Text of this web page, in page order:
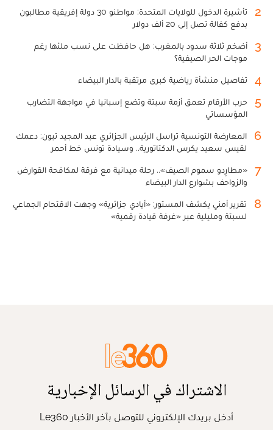
2
تأشيرة الدخول للولايات المتحدة: مواطنو 30 دولة إفريقية مطالبون
بدفع كفالة تصل إلى 20 ألف دولار
3
أضخم ثلاثة سدود بالمغرب: هل حافظت على نسب ملئها رغم
موجات الحر الصيفية؟
4 تفاصيل منشأة رياضية كبرى مرتقبة بالدار البيضاء
5
حرب الأرقام تعمق أزمة سبتة وتضع إسبانيا في مواجهة التضارب
المؤسساتي
6
المعارضة التونسية تراسل الرئيس الجزائري عبد المجيد تبون: دعمك
لقيس سعيد يكرس الدكتاتورية.. وسيادة تونس خط أحمر
7
«مطارِدو سموم الصيف».. رحلة ميدانية مع فرقة لمكافحة القوارض
والزواحف بشوارع الدار البيضاء
8
تقرير أمني يكشف المستور: «أيادي جزائرية» وجهت الاقتحام الجماعي
لسبتة ومليلية عبر «غرفة قيادة رقمية»
الاشتراك في الرسائل الإخبارية
أدخل بريدك الإلكتروني للتوصل بآخر الأخبار Le360